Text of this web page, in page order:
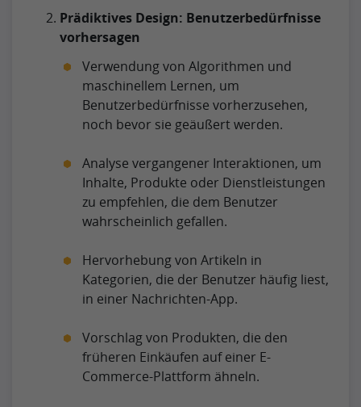
Prädiktives Design: Benutzerbedürfnisse
vorhersagen
Verwendung von Algorithmen und
maschinellem Lernen, um
Benutzerbedürfnisse vorherzusehen,
noch bevor sie geäußert werden.
Analyse vergangener Interaktionen, um
Inhalte, Produkte oder Dienstleistungen
zu empfehlen, die dem Benutzer
wahrscheinlich gefallen.
Hervorhebung von Artikeln in
Kategorien, die der Benutzer häufig liest,
in einer Nachrichten-App.
Vorschlag von Produkten, die den
früheren Einkäufen auf einer E-
Commerce-Plattform ähneln.